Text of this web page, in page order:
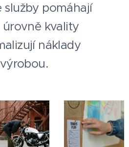
služby pomáhají
kvality
náklady